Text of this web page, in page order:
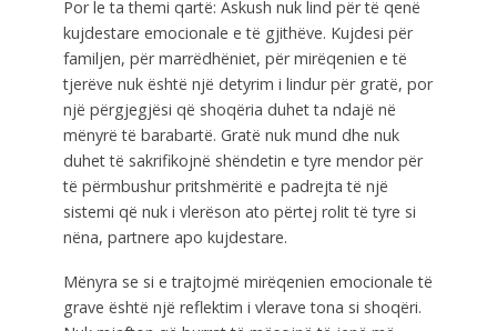
Por le ta themi qartë: Askush nuk lind për të qenë
kujdestare emocionale e të gjithëve. Kujdesi për
familjen, për marrëdhëniet, për mirëqenien e të
tjerëve nuk është një detyrim i lindur për gratë, por
një përgjegjësi që shoqëria duhet ta ndajë në
mënyrë të barabartë. Gratë nuk mund dhe nuk
duhet të sakrifikojnë shëndetin e tyre mendor për
të përmbushur pritshmëritë e padrejta të një
sistemi që nuk i vlerëson ato përtej rolit të tyre si
nëna, partnere apo kujdestare.
Mënyra se si e trajtojmë mirëqenien emocionale të
grave është një reflektim i vlerave tona si shoqëri.